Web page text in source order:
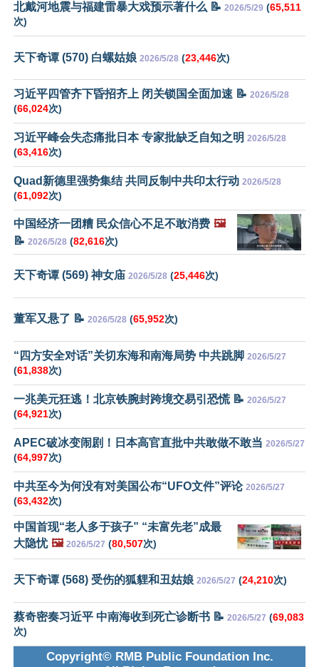
北戴河地震与福建雷暴大戏预示著什么 📝 2026/5/29 (65,511
次)
天下奇谭 (570) 白螺姑娘 2026/5/28 (23,446次)
习近平四管齐下昏招齐上 闭关锁国全面加速 📝 2026/5/28
(66,024次)
习近平峰会失态痛批日本 专家批缺乏自知之明 2026/5/28
(63,416次)
Quad新德里强势集结 共同反制中共印太行动 2026/5/28
(61,092次)
中国经济一团糟 民众信心不足不敢消费 🖼️
📝 2026/5/28 (82,616次)
天下奇谭 (569) 神女庙 2026/5/28 (25,446次)
董军又悬了 📝 2026/5/28 (65,952次)
“四方安全对话”关切东海和南海局势 中共跳脚 2026/5/27
(61,838次)
一兆美元狂逃！北京铁腕封跨境交易引恐慌 📝 2026/5/27
(64,921次)
APEC破冰变闹剧！日本高官直批中共敢做不敢当 2026/5/27
(64,997次)
中共至今为何没有对美国公布“UFO文件”评论 2026/5/27
(63,432次)
中国首现“老人多于孩子” “未富先老”成最
大隐忧 🖼️ 2026/5/27 (80,507次)
天下奇谭 (568) 受伤的狐貍和丑姑娘 2026/5/27 (24,210次)
蔡奇密奏习近平 中南海收到死亡诊断书 📝 2026/5/27 (69,083
次)
Copyright© RMB Public Foundation Inc.